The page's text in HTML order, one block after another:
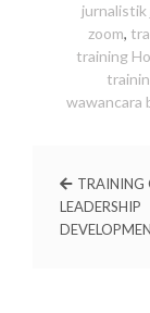
jurnalistik
zoom,
training
wawancara
TRAINING
LEADERSHIP